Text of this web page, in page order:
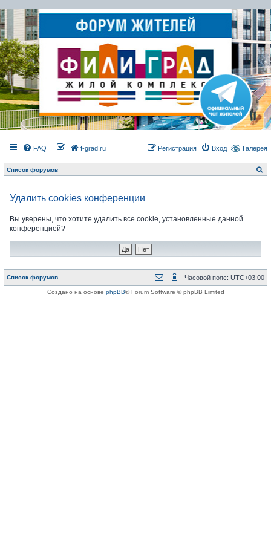
Галерея
FAQ f-grad.ru Вход
Регистрация
Список форумов
о
Удалить cookies конференции
Вы уверены, что хотите удалить все cookie, установленные данной
конференцией?
Список форумов Часовой пояс: UTC+03:00
Создано на основе phpBB® Forum Software © phpBB Limited